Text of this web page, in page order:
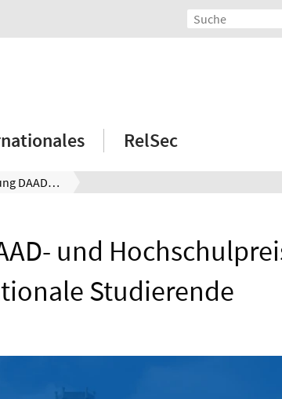
RelSec
Auszeichnung DAAD- und Hochschulpreise für internationale Studierende
und
Studierende